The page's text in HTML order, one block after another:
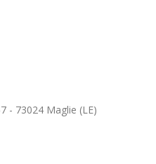
- 73024 Maglie (LE)